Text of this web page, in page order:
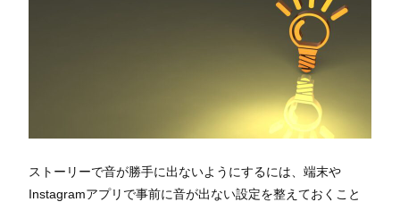
ストーリーで音が勝手に出ないようにするには、端末や
Instagramアプリで事前に音が出ない設定を整えておくこと